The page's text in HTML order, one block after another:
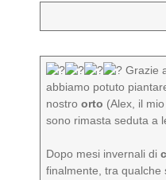
Grazie
abbiamo potuto
nostroorto (Alex, il
sono rimasta seduta a
Dopo mesi invernali di
finalmente, tra qualche